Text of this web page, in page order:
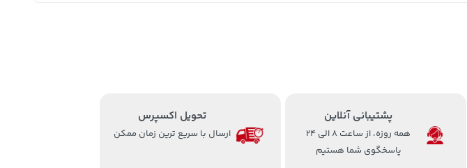
پشتیبانی آنلاین
همه روزه، از ساعت 8 الی 24
پاسخگوی شما هستیم
تحویل اکسپرس
ارسال با سریع ترین زمان ممکن